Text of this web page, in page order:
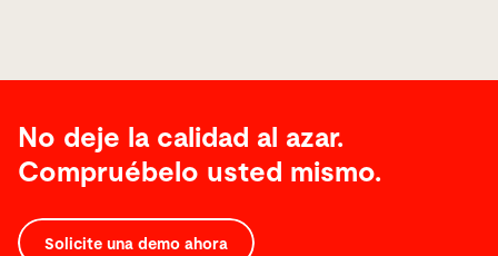
No deje la calidad al azar.
Compruébelo usted mismo.
Solicite una demo ahora